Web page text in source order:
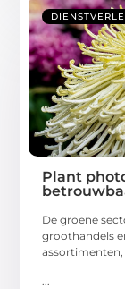
Plant
De groene
groothandels
assortimenten,
...